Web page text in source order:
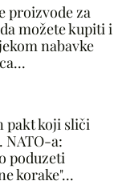
proizvode za
možete kupiti i
nabavke
pakt koji sliči
NATO-a:
poduzeti
korake"...